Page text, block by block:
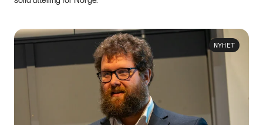
NYHET